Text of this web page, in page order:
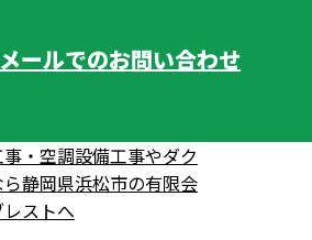
メールでのお問い合わせ